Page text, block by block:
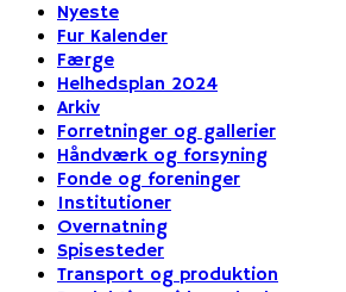
Nyeste
Fur Kalender
Færge
Helhedsplan 2024
Arkiv
Forretninger og gallerier
Håndværk og forsyning
Fonde og foreninger
Institutioner
Overnatning
Spisesteder
Transport og produktion